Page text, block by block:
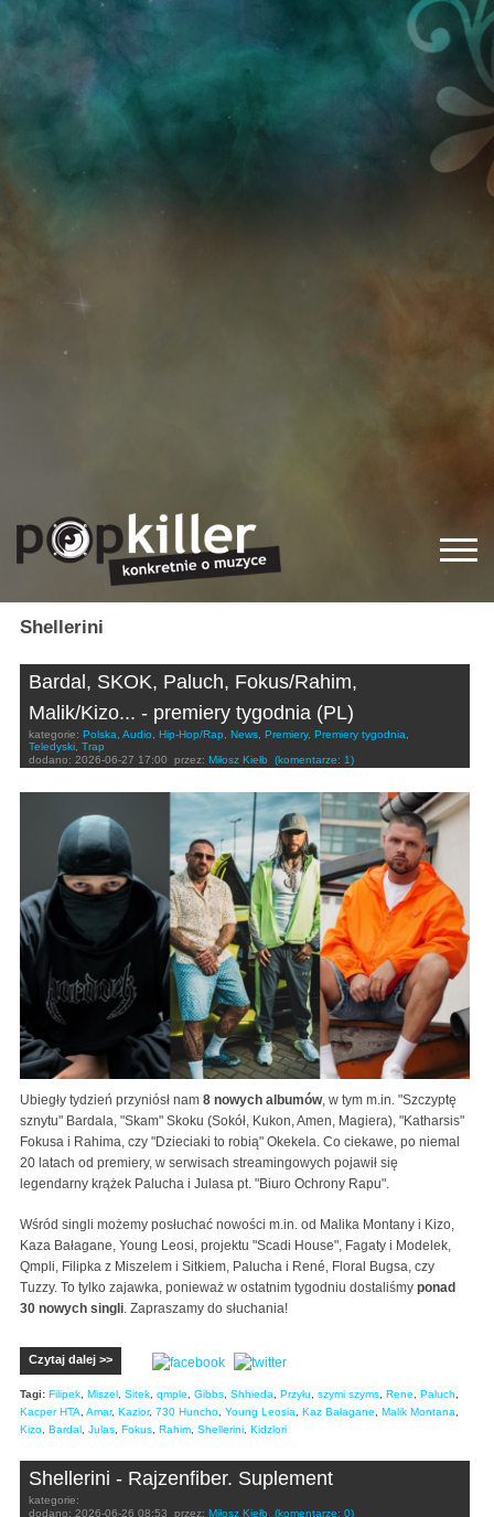
Shellerini
Bardal, SKOK, Paluch, Fokus/Rahim,
Malik/Kizo... - premiery tygodnia (PL)
kategorie: Polska, Audio, Hip-Hop/Rap, News, Premiery, Premiery tygodnia,
Teledyski, Trap
dodano: 2026-06-27 17:00 przez: Miłosz Kiełb (komentarze: 1)
Ubiegły tydzień przyniósł nam 8 nowych albumów, w tym m.in. "Szczyptę
sznytu" Bardala, "Skam" Skoku (Sokół, Kukon, Amen, Magiera), "Katharsis"
Fokusa i Rahima, czy "Dzieciaki to robią" Okekela. Co ciekawe, po niemal
20 latach od premiery, w serwisach streamingowych pojawił się
legendarny krążek Palucha i Julasa pt. "Biuro Ochrony Rapu".
Wśród singli możemy posłuchać nowości m.in. od Malika Montany i Kizo,
Kaza Bałagane, Young Leosi, projektu "Scadi House", Fagaty i Modelek,
Qmpli, Filipka z Miszelem i Sitkiem, Palucha i René, Floral Bugsa, czy
Tuzzy. To tylko zajawka, ponieważ w ostatnim tygodniu dostaliśmy ponad
30 nowych singli. Zapraszamy do słuchania!
Czytaj dalej >>
Tagi: Filipek, Miszel, Sitek, qmple, Gibbs, Shhieda, Przyłu, szymi szyms, Rene, Paluch,
Kacper HTA, Amar, Kazior, 730 Huncho, Young Leosia, Kaz Bałagane, Malik Montana,
Kizo, Bardal, Julas, Fokus, Rahim, Shellerini, Kidzlori
Shellerini - Rajzenfiber. Suplement
kategorie:
dodano: 2026-06-26 08:53 przez: Miłosz Kiełb (komentarze: 0)